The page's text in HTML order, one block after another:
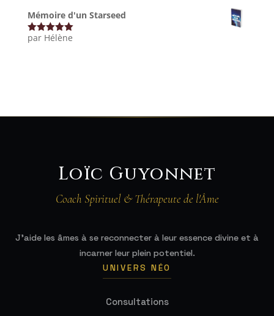
Mémoire d'un Starseed
Note5sur
par Hélène
Loïc Guyonnet
Coach Spirituel & Thérapeute de l'Âme
J'aide les âmes à se reconnecter à leur essence divine et à
incarner leur plein potentiel.
UNIVERS NÉO
Consultations